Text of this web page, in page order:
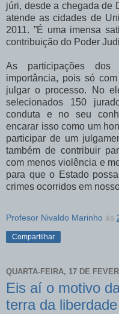
júri, desde a chegada de
atende as cidades de
2011. ”É uma imensa
contribuição do Poder
As participações dos
importância, pois só
julgar o processo. No
selecionados 150
conduta e no seu
encarar isso como um
participar de um
também de contribuir
com menos violência e
para que o Estado
crimes ocorridos em
Profesor Nivaldo Marinho às
Compartilhar
QUARTA-FEIRA, 17 DE
Eis aí o motivo
terra da liberdade